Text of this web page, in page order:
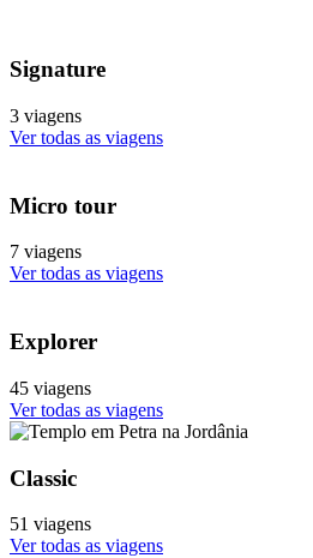
Signature
3 viagens
Ver todas as viagens
Micro tour
7 viagens
Ver todas as viagens
Explorer
45 viagens
Ver todas as viagens
Classic
51 viagens
Ver todas as viagens